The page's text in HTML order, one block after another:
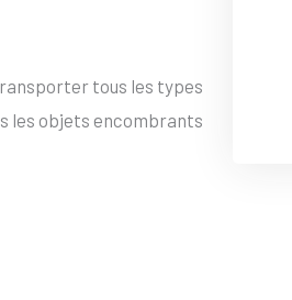
tous les types
les objets encombrants